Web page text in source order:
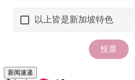
新闻速递